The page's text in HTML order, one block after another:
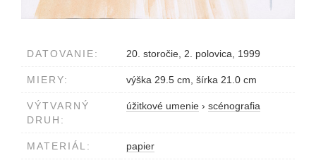
DATOVANIE: 20. storočie, 2. polovica, 1999
MIERY: výška 29.5 cm, šírka 21.0 cm
VÝTVARNÝ
DRUH:
úžitkové umenie › scénografia
MATERIÁL: papier